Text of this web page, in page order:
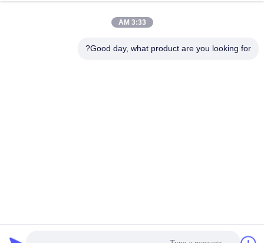
3:33 AM
Good day, what product are you looking for?